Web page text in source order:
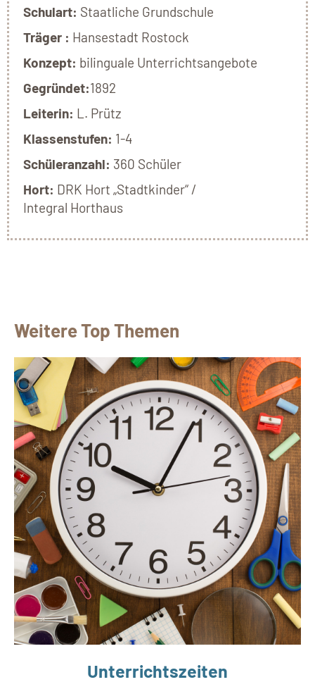
Schulart: Staatliche Grundschule
Träger : Hansestadt Rostock
Konzept: bilinguale Unterrichtsangebote
Gegründet:1892
Leiterin: L. Prütz
Klassenstufen: 1-4
Schüleranzahl: 360 Schüler
Hort: DRK Hort „Stadtkinder“ /
Integral Horthaus
Weitere Top Themen
Unterrichtszeiten